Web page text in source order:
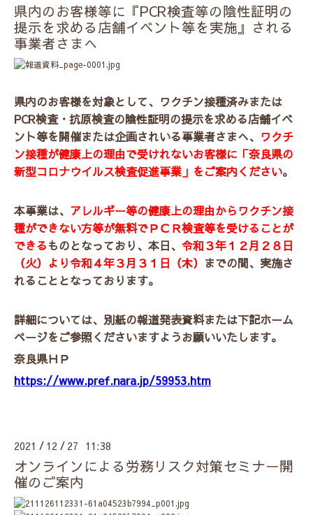
県内のお客様等に『PCR検査等の陰性証明の
提示を求める店舗イベント等を実施』される
事業者さまへ
県内のお客様を対象として、ワクチン接種済みまたは
PCR検査・抗原検査の陰性証明の提示を求める店舗イベ
ント等を開催または企画されいる事業者さまへ、 ワクチ
ン接種が健康上の理由で受けれないお客様に「奈良県の
新型コロナウイルス検査促進事業」をご案内ください。
本事業は、 アレルギー等の健康上の理由からワクチン接
種ができない方等が無料でＰＣＲ検査等を受けることが
できるものとなっており、本日、 令和３年１２月２８日
（火）より令和４年３月３１日（木） までの間、実施さ
れることとなっております。
詳細については、別紙の報道発表資料または下記ホーム
ページをご参照くださいますようお願いいたします。
奈良県ＨＰ
https://www.pref.nara.jp/59953.htm
2021 / 12 / 27 11:38
オンラインによる労務リスク対策セミナー開
催のご案内